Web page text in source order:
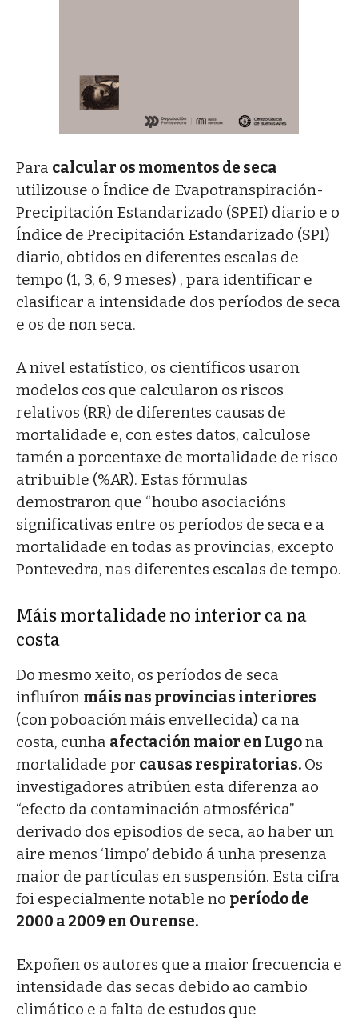
Para calcular os momentos de seca
utilizouse o Índice de Evapotranspiración-
Precipitación Estandarizado (SPEI) diario e o
Índice de Precipitación Estandarizado (SPI)
diario, obtidos en diferentes escalas de
tempo (1, 3, 6, 9 meses) , para identificar e
clasificar a intensidade dos períodos de seca
e os de non seca.
A nivel estatístico, os científicos usaron
modelos cos que calcularon os riscos
relativos (RR) de diferentes causas de
mortalidade e, con estes datos, calculose
tamén a porcentaxe de mortalidade de risco
atribuible (%AR). Estas fórmulas
demostraron que “houbo asociacións
significativas entre os períodos de seca e a
mortalidade en todas as provincias, excepto
Pontevedra, nas diferentes escalas de tempo.
Máis mortalidade no interior ca na
costa
Do mesmo xeito, os períodos de seca
influíron máis nas provincias interiores
(con poboación máis envellecida) ca na
costa, cunha afectación maior en Lugona
mortalidade por causas respiratorias. Os
investigadores atribúen esta diferenza ao
“efecto da contaminación atmosférica”
derivado dos episodios de seca, ao haber un
aire menos ‘limpo’ debido á unha presenza
maior de partículas en suspensión. Esta cifra
foi especialmente notable no período de
2000 a 2009 en Ourense.
Expoñen os autores que a maior frecuencia e
intensidade das secas debido ao cambio
climático e a falta de estudos que